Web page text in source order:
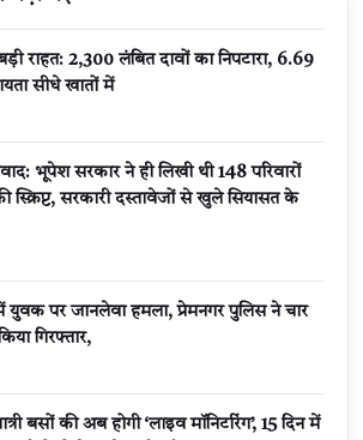
राहत: 2,300 लंबित दावों का निपटारा, ₹6.69
सीधे खातों में
भूपेश सरकार ने ही लिखी थी 148 परिवारों
स्क्रिप्ट, सरकारी दस्तावेजों से खुले सियासत के
युवक पर जानलेवा हमला, प्रेमनगर पुलिस ने चार
गिरफ्तार,
बसों की अब होगी ‘लाइव मॉनिटरिंग’, 15 दिन में